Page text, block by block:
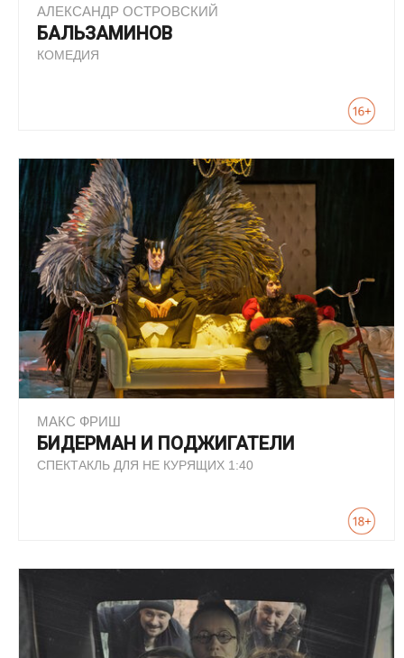
АЛЕКСАНДР ОСТРОВСКИЙ
БАЛЬЗАМИНОВ
КОМЕДИЯ
МАКС ФРИШ
БИДЕРМАН И ПОДЖИГАТЕЛИ
СПЕКТАКЛЬ ДЛЯ НЕ КУРЯЩИХ 1:40